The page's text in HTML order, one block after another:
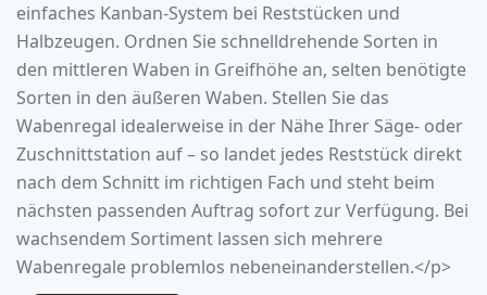
einfaches Kanban-System bei Reststücken und
Halbzeugen. Ordnen Sie schnelldrehende Sorten in
den mittleren Waben in Greifhöhe an, selten benötigte
Sorten in den äußeren Waben. Stellen Sie das
Wabenregal idealerweise in der Nähe Ihrer Säge- oder
Zuschnittstation auf – so landet jedes Reststück direkt
nach dem Schnitt im richtigen Fach und steht beim
nächsten passenden Auftrag sofort zur Verfügung. Bei
wachsendem Sortiment lassen sich mehrere
Wabenregale problemlos nebeneinanderstellen.</p>